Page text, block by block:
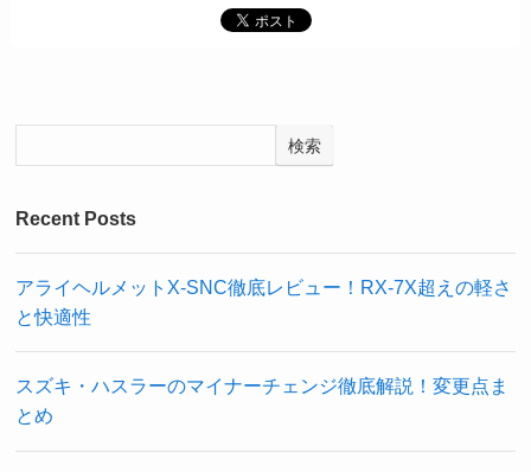
検索
Recent Posts
アライヘルメットX-SNC徹底レビュー！RX-7X超えの軽さ
と快適性
スズキ・ハスラーのマイナーチェンジ徹底解説！変更点ま
とめ